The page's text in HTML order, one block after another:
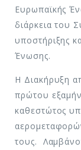
Ευρωπαϊκής
διάρκεια του
υποστήριξης
Ένωσης.
Η Διακήρυξη
πρώτου
καθεστώτος
τους.